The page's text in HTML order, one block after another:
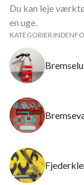
Du kan leje
en uge.
KATEGORIER